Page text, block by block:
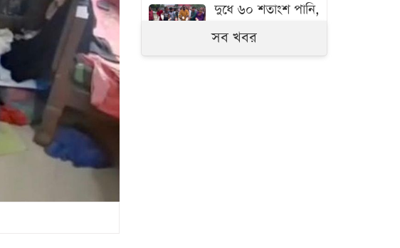
দুধে ৬০ শতাংশ পানি,
৩ মণ দুধ ফেলে দিল
জনতা
সব খবর